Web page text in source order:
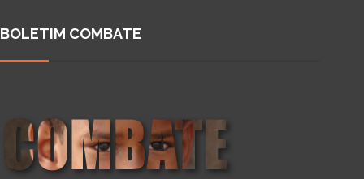
BOLETIM COMBATE